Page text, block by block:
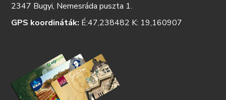
2347 Bugyi, Nemesráda puszta 1.
GPS koordináták: É:47,238482 K: 19,160907